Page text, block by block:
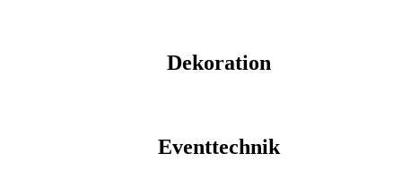
Dekoration
Eventtechnik